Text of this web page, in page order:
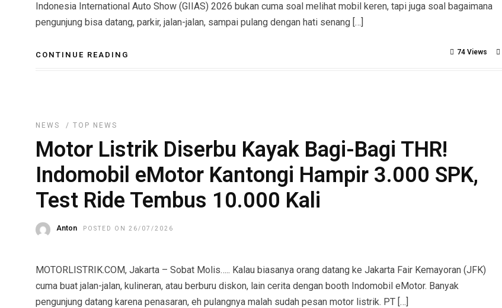
Indonesia International Auto Show (GIIAS) 2026 bukan cuma soal melihat mobil keren, tapi juga soal bagaimana
pengunjung bisa datang, parkir, jalan-jalan, sampai pulang dengan hati senang […]
CONTINUE READING 74 Views
NEWS / TOP NEWS
Motor Listrik Diserbu Kayak Bagi-Bagi THR!
Indomobil eMotor Kantongi Hampir 3.000 SPK,
Test Ride Tembus 10.000 Kali
Anton POSTED ON 26/07/2026
MOTORLISTRIK.COM, Jakarta – Sobat Molis….. Kalau biasanya orang datang ke Jakarta Fair Kemayoran (JFK)
cuma buat jalan-jalan, kulineran, atau berburu diskon, lain cerita dengan booth Indomobil eMotor. Banyak
pengunjung datang karena penasaran, eh pulangnya malah sudah pesan motor listrik. PT […]